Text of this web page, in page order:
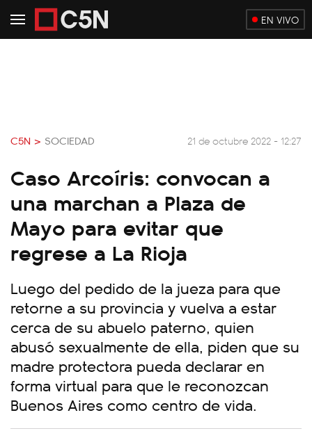
EN VIVO
C5N > SOCIEDAD 21 de octubre 2022 - 12:27
Caso Arcoíris: convocan a
una marchan a Plaza de
Mayo para evitar que
regrese a La Rioja
Luego del pedido de la jueza para que
retorne a su provincia y vuelva a estar
cerca de su abuelo paterno, quien
abusó sexualmente de ella, piden que su
madre protectora pueda declarar en
forma virtual para que le reconozcan
Buenos Aires como centro de vida.